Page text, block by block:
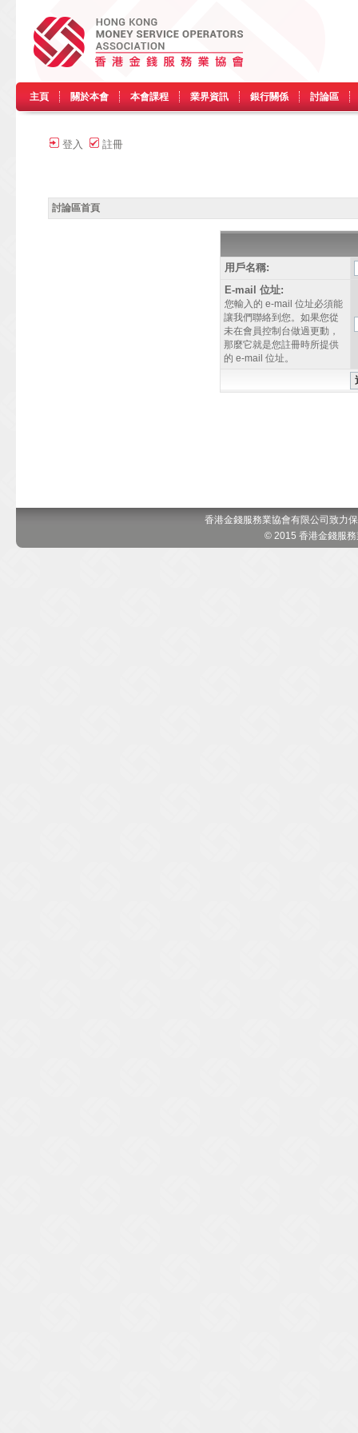
主頁 關於本會 本會課程 業界資訊 銀行關係 討論區
登入 註冊
討論區首頁
用戶名稱:
E-mail 位址:
您輸入的 e-mail 位址必須能
讓我們聯絡到您。如果您從
未在會員控制台做過更動，
那麼它就是您註冊時所提供
的 e-mail 位址。
香港金錢服務業協會有限公司致力
© 2015 香港金錢服